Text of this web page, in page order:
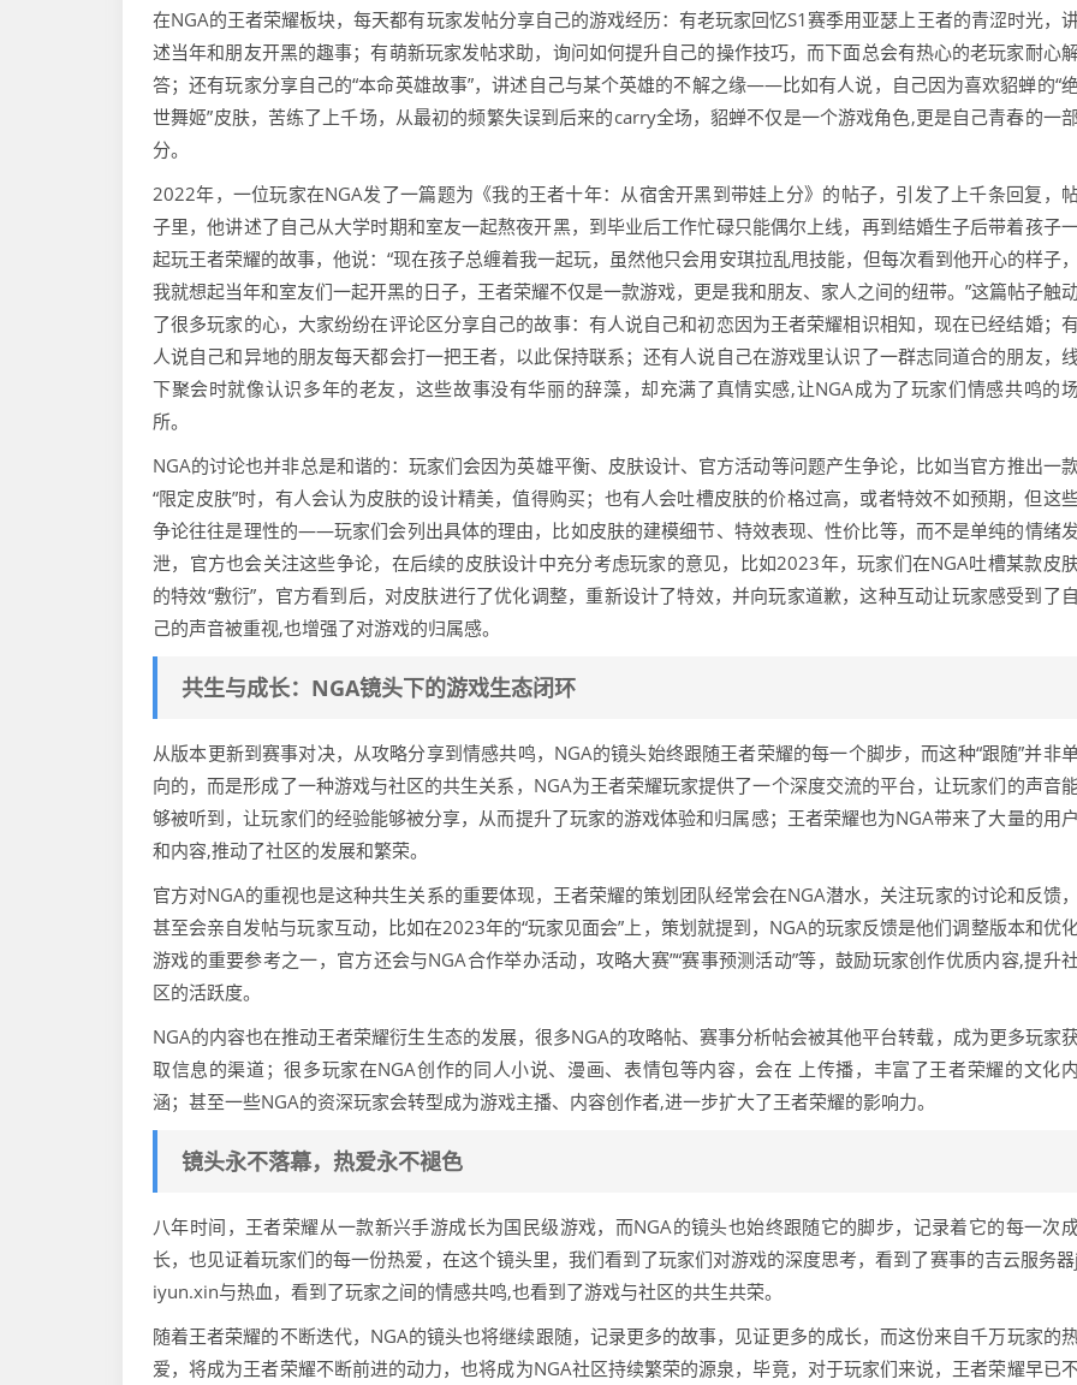
在NGA的王者荣耀板块，每天都有玩家发帖分享自己的游戏经历：有老玩家回忆S1赛季用亚瑟上王者的青涩时光，
述当年和朋友开黑的趣事；有萌新玩家发帖求助，询问如何提升自己的操作技巧，而下面总会有热心的老玩家耐心
答；还有玩家分享自己的“本命英雄故事”，讲述自己与某个英雄的不解之缘——比如有人说，自己因为喜欢貂蝉的“
世舞姬”皮肤，苦练了上千场，从最初的频繁失误到后来的carry全场，貂蝉不仅是一个游戏角色,更是自己青春的一部
分。
2022年，一位玩家在NGA发了一篇题为《我的王者十年：从宿舍开黑到带娃上分》的帖子，引发了上千条回复，
子里，他讲述了自己从大学时期和室友一起熬夜开黑，到毕业后工作忙碌只能偶尔上线，再到结婚生子后带着孩子
起玩王者荣耀的故事，他说：“现在孩子总缠着我一起玩，虽然他只会用安琪拉乱甩技能，但每次看到他开心的样子，
我就想起当年和室友们一起开黑的日子，王者荣耀不仅是一款游戏，更是我和朋友、家人之间的纽带。”这篇帖子触
了很多玩家的心，大家纷纷在评论区分享自己的故事：有人说自己和初恋因为王者荣耀相识相知，现在已经结婚；有
人说自己和异地的朋友每天都会打一把王者，以此保持联系；还有人说自己在游戏里认识了一群志同道合的朋友，
下聚会时就像认识多年的老友，这些故事没有华丽的辞藻，却充满了真情实感,让NGA成为了玩家们情感共鸣的场
所。
NGA的讨论也并非总是和谐的：玩家们会因为英雄平衡、皮肤设计、官方活动等问题产生争论，比如当官方推出一
“限定皮肤”时，有人会认为皮肤的设计精美，值得购买；也有人会吐槽皮肤的价格过高，或者特效不如预期，但这
争论往往是理性的——玩家们会列出具体的理由，比如皮肤的建模细节、特效表现、性价比等，而不是单纯的情绪发
泄，官方也会关注这些争论，在后续的皮肤设计中充分考虑玩家的意见，比如2023年，玩家们在NGA吐槽某款皮
的特效“敷衍”，官方看到后，对皮肤进行了优化调整，重新设计了特效，并向玩家道歉，这种互动让玩家感受到了自
己的声音被重视,也增强了对游戏的归属感。
共生与成长：NGA镜头下的游戏生态闭环
从版本更新到赛事对决，从攻略分享到情感共鸣，NGA的镜头始终跟随王者荣耀的每一个脚步，而这种“跟随”并非
向的，而是形成了一种游戏与社区的共生关系，NGA为王者荣耀玩家提供了一个深度交流的平台，让玩家们的声音
够被听到，让玩家们的经验能够被分享，从而提升了玩家的游戏体验和归属感；王者荣耀也为NGA带来了大量的用户
和内容,推动了社区的发展和繁荣。
官方对NGA的重视也是这种共生关系的重要体现，王者荣耀的策划团队经常会在NGA潜水，关注玩家的讨论和反馈，
甚至会亲自发帖与玩家互动，比如在2023年的“玩家见面会”上，策划就提到，NGA的玩家反馈是他们调整版本和优
游戏的重要参考之一，官方还会与NGA合作举办活动，攻略大赛”“赛事预测活动”等，鼓励玩家创作优质内容,提升社
区的活跃度。
NGA的内容也在推动王者荣耀衍生生态的发展，很多NGA的攻略帖、赛事分析帖会被其他平台转载，成为更多玩家获
取信息的渠道；很多玩家在NGA创作的同人小说、漫画、表情包等内容，会在 上传播，丰富了王者荣耀的文化内
涵；甚至一些NGA的资深玩家会转型成为游戏主播、内容创作者,进一步扩大了王者荣耀的影响力。
镜头永不落幕，热爱永不褪色
八年时间，王者荣耀从一款新兴手游成长为国民级游戏，而NGA的镜头也始终跟随它的脚步，记录着它的每一次
长，也见证着玩家们的每一份热爱，在这个镜头里，我们看到了玩家们对游戏的深度思考，看到了赛事的吉云服务器j
iyun.xin与热血，看到了玩家之间的情感共鸣,也看到了游戏与社区的共生共荣。
随着王者荣耀的不断迭代，NGA的镜头也将继续跟随，记录更多的故事，见证更多的成长，而这份来自千万玩家的
爱，将成为王者荣耀不断前进的动力，也将成为NGA社区持续繁荣的源泉，毕竟，对于玩家们来说，王者荣耀早已